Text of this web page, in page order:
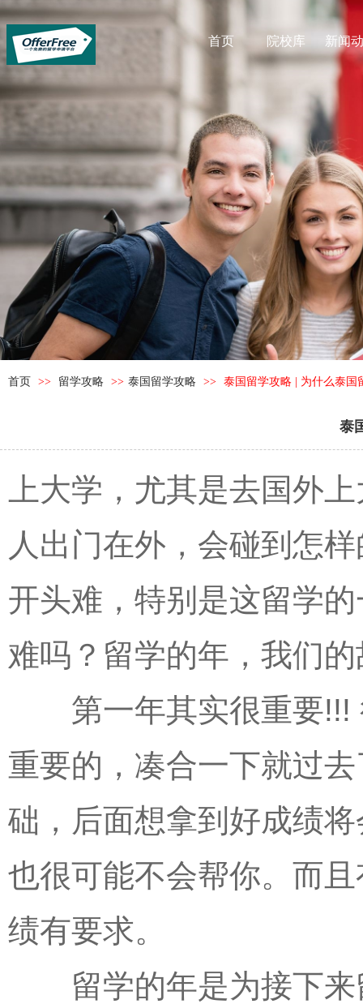
首页 院校库 新闻
首页 >> 留学攻略 >> 泰国留学攻略 >> 泰国留学攻略 | 为什么泰国
泰
上大学，尤其是去国外
人出门在外，会碰到怎
开头难，特别是这留学
难吗？留学的年，我们
第一年其实很重要!!!
重要的，凑合一下就过
础，后面想拿到好成绩
也很可能不会帮你。而
绩有要求。
留学的年是为接下来